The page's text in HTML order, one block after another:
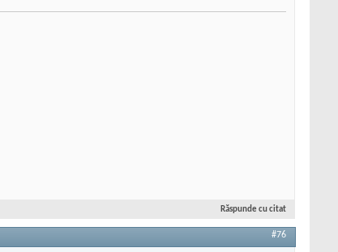
Răspunde cu citat
#76